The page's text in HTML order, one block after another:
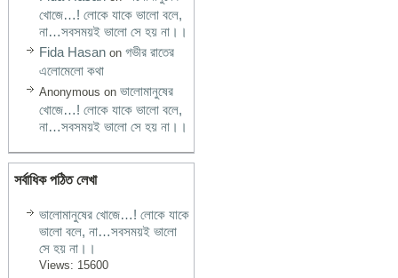
খোজে…! লোকে যাকে ভালো বলে,
না…সবসময়ই ভালো সে হয় না।।
Fida Hasan on গভীর রাতের
এলোমেলো কথা
Anonymous on ভালোমানুষের
খোজে…! লোকে যাকে ভালো বলে,
না…সবসময়ই ভালো সে হয় না।।
সর্বাধিক পঠিত লেখা
ভালোমানুষের খোজে…! লোকে যাকে
ভালো বলে, না…সবসময়ই ভালো
সে হয় না।।
Views: 15600